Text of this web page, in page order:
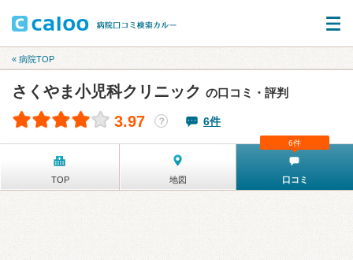
« 病院TOP
さくやま小児科クリニック の口コミ・評判
3.97 ？ 6件
TOP 地図 口コミ
6件